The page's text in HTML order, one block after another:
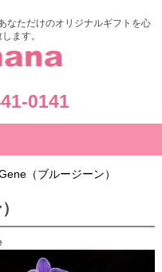
なただけのオリジナルギフトを心
ます。
0141
（ブルージーン）